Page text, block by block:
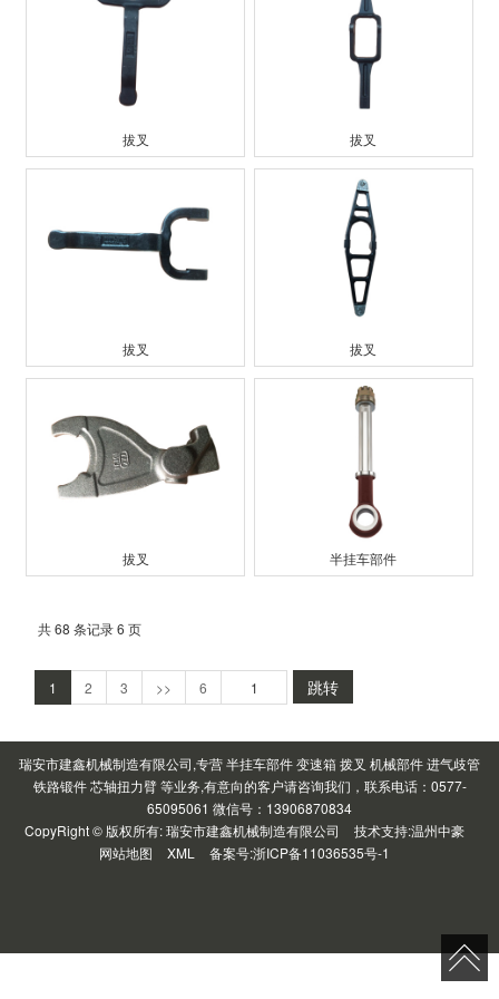
拔叉 拔叉
拔叉 拔叉
拔叉 半挂车部件
共 68 条记录 6 页
1 2 3 >> 6 跳转
瑞安市建鑫机械制造有限公司,专营 半挂车部件 变速箱 拨叉 机械部件 进气歧管
铁路锻件 芯轴扭力臂 等业务,有意向的客户请咨询我们，联系电话：0577-
65095061 微信号：13906870834
CopyRight © 版权所有:瑞安市建鑫机械制造有限公司 技术支持:温州中豪
网站地图
XML 备案号:浙ICP备11036535号-1